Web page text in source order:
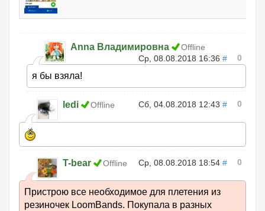
Anna Владимировна
Offline
Ср, 08.08.2018 16:36 # 0
я бы взяла!
ledi Offline Сб, 04.08.2018 12:43 # 0
T-bear Offline Ср, 08.08.2018 18:54 # 0
Пристрою все необходимое для плетения из
резиночек LoomBands. Покупала в разных